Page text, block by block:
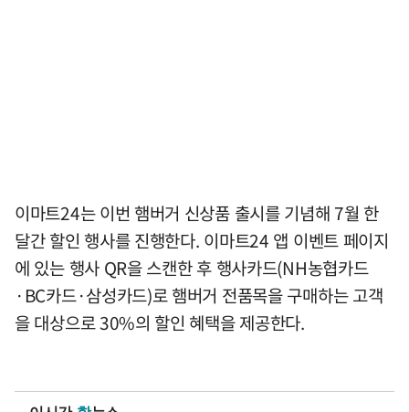
이마트24는 이번 햄버거 신상품 출시를 기념해 7월 한
달간 할인 행사를 진행한다. 이마트24 앱 이벤트 페이지
에 있는 행사 QR을 스캔한 후 행사카드(NH농협카드
·BC카드·삼성카드)로 햄버거 전품목을 구매하는 고객
을 대상으로 30%의 할인 혜택을 제공한다.